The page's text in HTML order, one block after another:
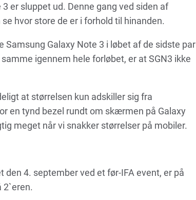
er sluppet ud. Denne gang ved siden af
hvor store de er i forhold til hinanden.
Galaxy Note 3 i løbet af de sidste par
igennem hele forløbet, er at SGN3 ikke
at størrelsen kun adskiller sig fra
en tynd bezel rundt om skærmen på Galaxy
meget når vi snakker størrelser på mobiler.
4. september ved et før-IFA event, er på
2`eren.